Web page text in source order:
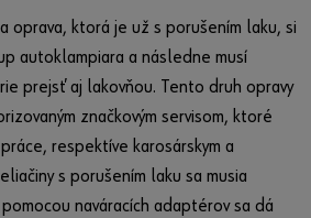
oprava, ktorá je už s porušením laku, si
autoklampiara a následne musí
prejsť aj lakovňou. Tento druh opravy
značkovým servisom, ktoré
respektíve karosárskym a
s porušením laku sa musia
naváracích adaptérov sa dá